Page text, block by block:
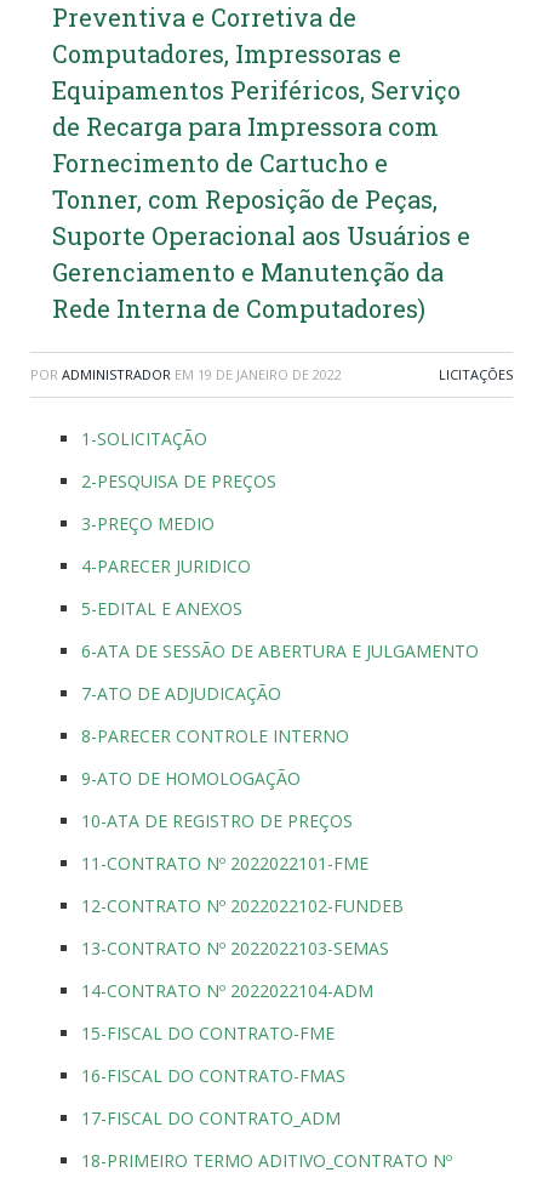
Preventiva e Corretiva de
Computadores, Impressoras e
Equipamentos Periféricos, Serviço
de Recarga para Impressora com
Fornecimento de Cartucho e
Tonner, com Reposição de Peças,
Suporte Operacional aos Usuários e
Gerenciamento e Manutenção da
Rede Interna de Computadores)
POR ADMINISTRADOR EM 19 DE JANEIRO DE 2022 LICITAÇÕES
1-SOLICITAÇÃO
2-PESQUISA DE PREÇOS
3-PREÇO MEDIO
4-PARECER JURIDICO
5-EDITAL E ANEXOS
6-ATA DE SESSÃO DE ABERTURA E JULGAMENTO
7-ATO DE ADJUDICAÇÃO
8-PARECER CONTROLE INTERNO
9-ATO DE HOMOLOGAÇÃO
10-ATA DE REGISTRO DE PREÇOS
11-CONTRATO Nº 2022022101-FME
12-CONTRATO Nº 2022022102-FUNDEB
13-CONTRATO Nº 2022022103-SEMAS
14-CONTRATO Nº 2022022104-ADM
15-FISCAL DO CONTRATO-FME
16-FISCAL DO CONTRATO-FMAS
17-FISCAL DO CONTRATO_ADM
18-PRIMEIRO TERMO ADITIVO_CONTRATO Nº